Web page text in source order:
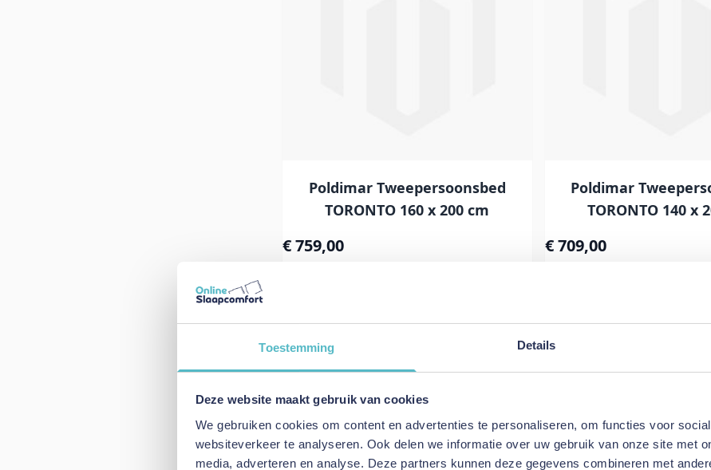
Toestemming Details
Deze website maakt gebruik van cookies
We gebruiken cookies om content en advertenties te personaliseren, om functies voor
websiteverkeer te analyseren. Ook delen we informatie over uw gebruik van onze site met
media, adverteren en analyse. Deze partners kunnen deze gegevens combineren met
Poldimar Tweepersoonsbed
TORONTO 160 x 200 cm
€ 759,00
Poldimar
TORONTO 140 x
€ 709,00
€ 489,00
In Winkelwagen
€ 449,00
In Winkelwagen